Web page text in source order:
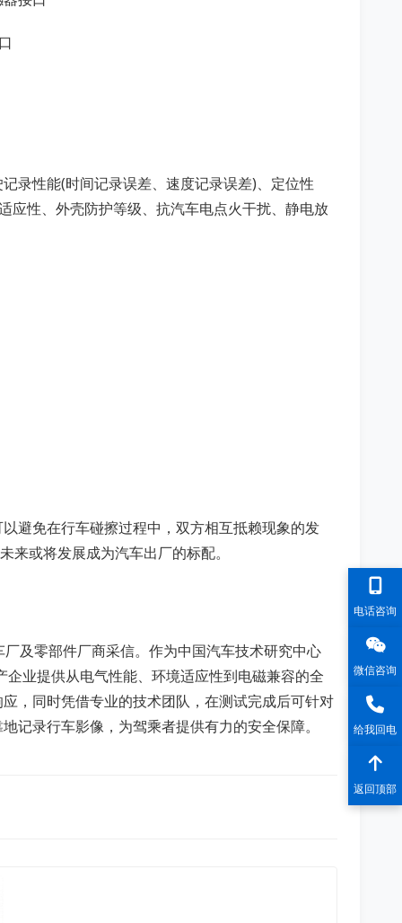
录性能(时间记录误差、速度记录误差)、定位性
应性、外壳防护等级、抗汽车电点火干扰、静电放
避免在行车碰擦过程中，双方相互抵赖现象的发
来或将发展成为汽车出厂的标配。
及零部件厂商采信。作为中国汽车技术研究中心
业提供从电气性能、环境适应性到电磁兼容的全
，同时凭借专业的技术团队，在测试完成后可针对
记录行车影像，为驾乘者提供有力的安全保障。
电话咨询
微信咨询
给我回电
返回顶部